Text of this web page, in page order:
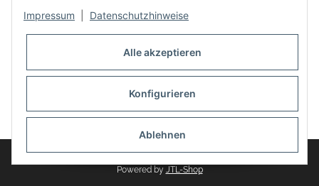
* Alle Preise inkl. gesetzlicher USt., zzgl.Versand
Powered by JTL-Shop
Impressum Datenschutzhinweise
Alle akzeptieren
Konfigurieren
Ablehnen